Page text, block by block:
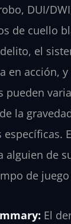
DUI/
de cuello
el
en acción, y
pueden
la
alguien de
de
El